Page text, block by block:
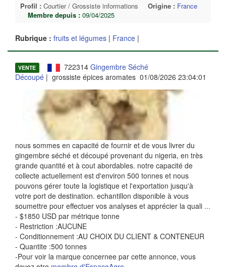
Profil : Courtier / Grossiste informations Origine : France
Membre depuis : 09/04/2025
Rubrique : fruits et légumes | France |
VENTE 722314 Gingembre Séché
Découpé | grossiste épices aromates 01/08/2026 23:04:01
nous sommes en capacité de fournir et de vous livrer du
gingembre séché et découpé provenant du nigeria, en très
grande quantité et à cout abordables. notre capacité de
collecte actuellement est d'environ 500 tonnes et nous
pouvons gérer toute la logistique et l'exportation jusqu'à
votre port de destination. echantillon disponible à vous
soumettre pour effectuer vos analyses et apprécier la quali ...
- $1850 USD par métrique tonne
- Restriction :AUCUNE
- Conditionnement :AU CHOIX DU CLIENT & CONTENEUR
- Quantite :500 tonnes
-Pour voir la marque concernee par cette annonce, vous